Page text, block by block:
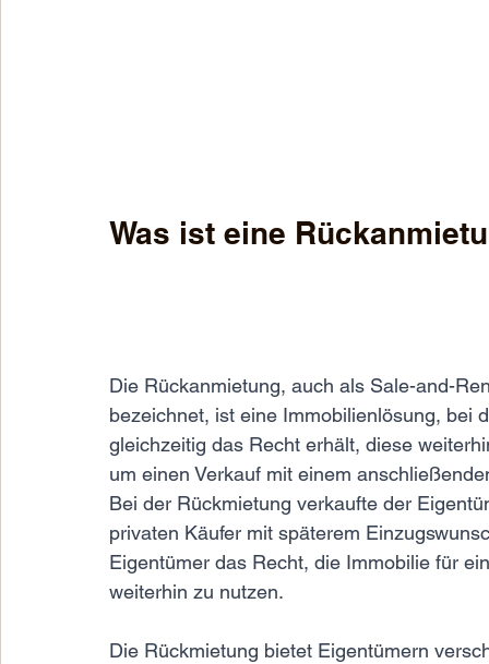
Was ist eine
Die Rückanmietung, auch als Sale-and-
bezeichnet, ist eine Immobilienlösung, bei
gleichzeitig das Recht erhält, diese
um einen Verkauf mit einem
Bei der Rückmietung verkaufte der
privaten Käufer mit späterem
Eigentümer das Recht, die Immobilie für
weiterhin zu nutzen.
Die Rückmietung bietet Eigentümern